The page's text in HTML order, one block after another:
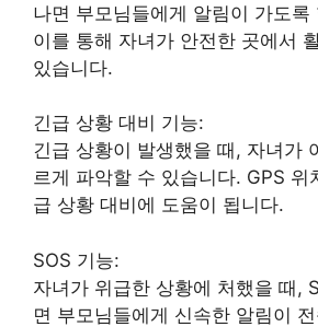
나면 부모님들에게 알림이 가도록
이를 통해 자녀가 안전한 곳에서
있습니다.
긴급 상황 대비 기능:
긴급 상황이 발생했을 때, 자녀가
르게 파악할 수 있습니다. GPS 위
급 상황 대비에 도움이 됩니다.
SOS 기능:
자녀가 위급한 상황에 처했을 때,
면 부모님들에게 신속한 알림이